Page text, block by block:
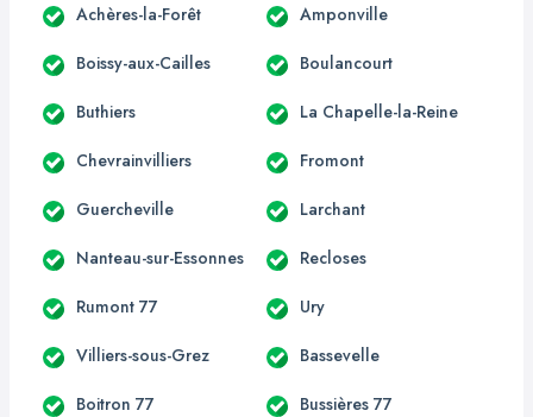
Achères-la-Forêt Amponville
Boissy-aux-Cailles Boulancourt
Buthiers La Chapelle-la-Reine
Chevrainvilliers Fromont
Guercheville Larchant
Nanteau-sur-Essonnes Recloses
Rumont 77 Ury
Villiers-sous-Grez Bassevelle
Boitron 77 Bussières 77